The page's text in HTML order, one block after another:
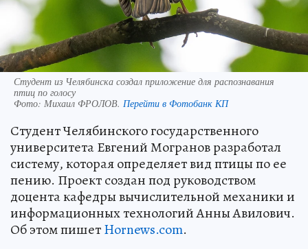
Студент из Челябинска создал приложение для распознавания
птиц по голосу
Фото: Михаил ФРОЛОВ. Перейти в Фотобанк КП
Студент Челябинского государственного
университета Евгений Могранов разработал
систему, которая определяет вид птицы по ее
пению. Проект создан под руководством
доцента кафедры вычислительной механики и
информационных технологий Анны Авилович.
Об этом пишетHornews.com.